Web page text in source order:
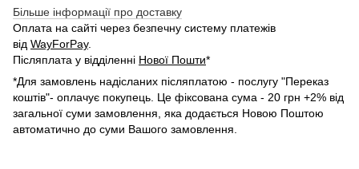
Більше інформації про доставку
Оплата на сайті через безпечну систему платежів
від WayForPay.
Післяплата у відділенні Нової Пошти*
*Для замовлень надісланих післяплатою - послугу "Переказ
коштів"- оплачує покупець. Це фіксована сума - 20 грн +2% від
загальної суми замовлення, яка додається Новою Поштою
автоматично до суми Вашого замовлення.